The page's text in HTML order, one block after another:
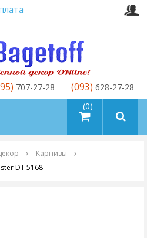
товаров (0)
707-27-28 (093) 628-27-28
Карнизы
DT 5168